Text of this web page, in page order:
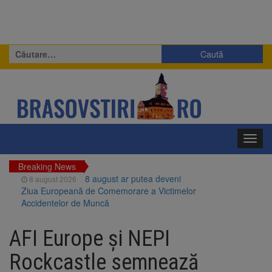
Caută
după:
Breaking News
8 august 2026
8 august ar putea deveni
Ziua Europeană de Comemorare a Victimelor
Accidentelor de Muncă
fostului complex Duplex 91, de lângă Piața
Star
8 august 2026
Ungaria renunță la apelul
pentru reducerea consumului de energie.
AFI Europe şi NEPI
Rockcastle semnează